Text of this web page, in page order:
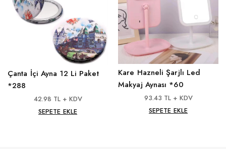
Çanta İçi Ayna 12 Li Paket
*288
42.98 TL + KDV
SEPETE EKLE
Kare Hazneli Şarjlı Led
Makyaj Aynası *60
93.43 TL + KDV
SEPETE EKLE